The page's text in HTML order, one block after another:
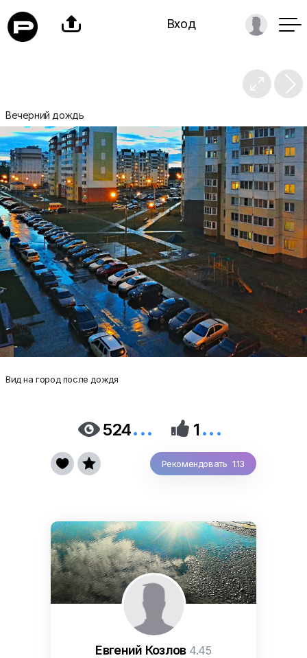
 Вход

Вечерний дождь
Вид на город после дождя
524...  1...
Рекомендовать 1.13
 
Евгений Козлов 4.45